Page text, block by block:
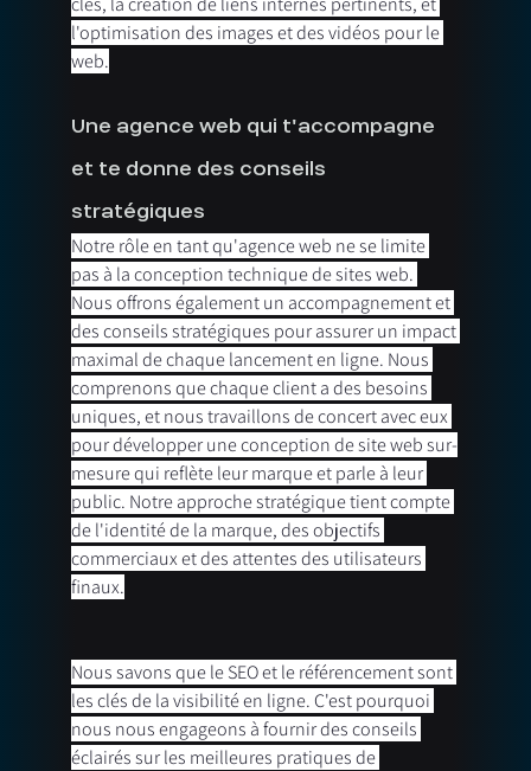
l'optimisation des images et des vidéos pour le
web.
Une agence web qui t'accompagne
et te donne des conseils
stratégiques
Notre rôle en tant qu'agence web ne se limite
pas à la conception technique de sites web.
Nous offrons également un accompagnement et
des conseils stratégiques pour assurer un impact
maximal de chaque lancement en ligne. Nous
comprenons que chaque client a des besoins
uniques, et nous travaillons de concert avec eux
pour développer une conception de site web sur-
mesure qui reflète leur marque et parle à leur
public. Notre approche stratégique tient compte
de l'identité de la marque, des objectifs
commerciaux et des attentes des utilisateurs
finaux.
Nous savons que le SEO et le référencement sont
les clés de la visibilité en ligne. C'est pourquoi
nous nous engageons à fournir des conseils
éclairés sur les meilleures pratiques de